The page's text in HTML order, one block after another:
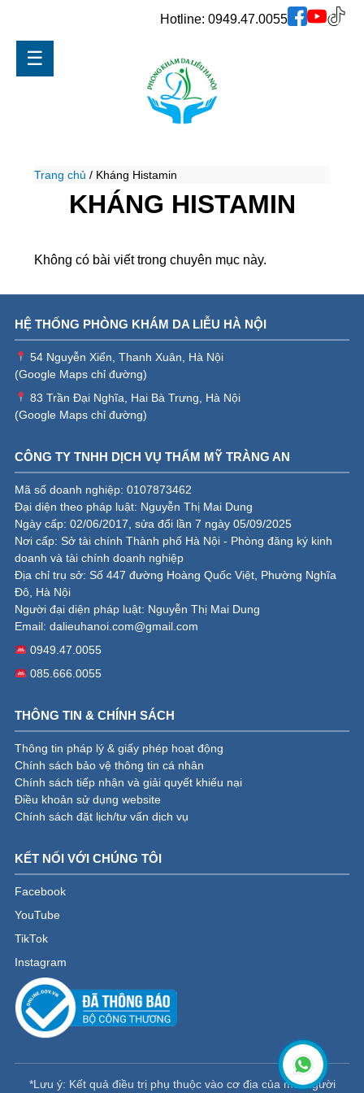
Hotline: 0949.47.0055
☰
Trang chủ / Kháng Histamin
KHÁNG HISTAMIN
Không có bài viết trong chuyên mục này.
HỆ THỐNG PHÒNG KHÁM DA LIỄU HÀ NỘI
54 Nguyễn Xiển, Thanh Xuân, Hà Nội
(Google Maps chỉ đường)
83 Trần Đại Nghĩa, Hai Bà Trưng, Hà Nội
(Google Maps chỉ đường)
CÔNG TY TNHH DỊCH VỤ THẨM MỸ TRÀNG AN
Mã số doanh nghiệp: 0107873462
Đại diện theo pháp luật: Nguyễn Thị Mai Dung
Ngày cấp: 02/06/2017, sửa đổi lần 7 ngày 05/09/2025
Nơi cấp: Sở tài chính Thành phố Hà Nội - Phòng đăng ký kinh
doanh và tài chính doanh nghiệp
Địa chỉ trụ sở: Số 447 đường Hoàng Quốc Việt, Phường Nghĩa
Đô, Hà Nội
Người đại diện pháp luật: Nguyễn Thị Mai Dung
Email: dalieuhanoi.com@gmail.com
0949.47.0055
085.666.0055
THÔNG TIN & CHÍNH SÁCH
Thông tin pháp lý & giấy phép hoạt động
Chính sách bảo vệ thông tin cá nhân
Chính sách tiếp nhận và giải quyết khiếu nại
Điều khoản sử dụng website
Chính sách đặt lịch/tư vấn dịch vụ
KẾT NỐI VỚI CHÚNG TÔI
Facebook
YouTube
TikTok
Instagram
*Lưu ý: Kết quả điều trị phụ thuộc vào cơ địa của mỗi người